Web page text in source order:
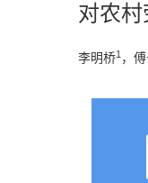
对农村
李明桥1 ，